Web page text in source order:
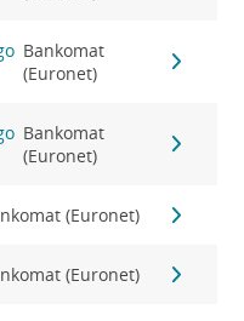
Bankomat
(Euronet)
Bankomat
(Euronet)
(Euronet)
(Euronet)